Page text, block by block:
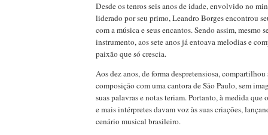
Desde os tenros seis anos de idade, envolvido no
liderado por seu primo, Leandro Borges encontrou
com a música e seus encantos. Sendo assim, mesmo
instrumento, aos sete anos já entoava melodias e
paixão que só crescia.
Aos dez anos, de forma despretensiosa,
composição com uma cantora de São Paulo, sem
suas palavras e notas teriam. Portanto, à medida que
e mais intérpretes davam voz às suas criações,
cenário musical brasileiro.